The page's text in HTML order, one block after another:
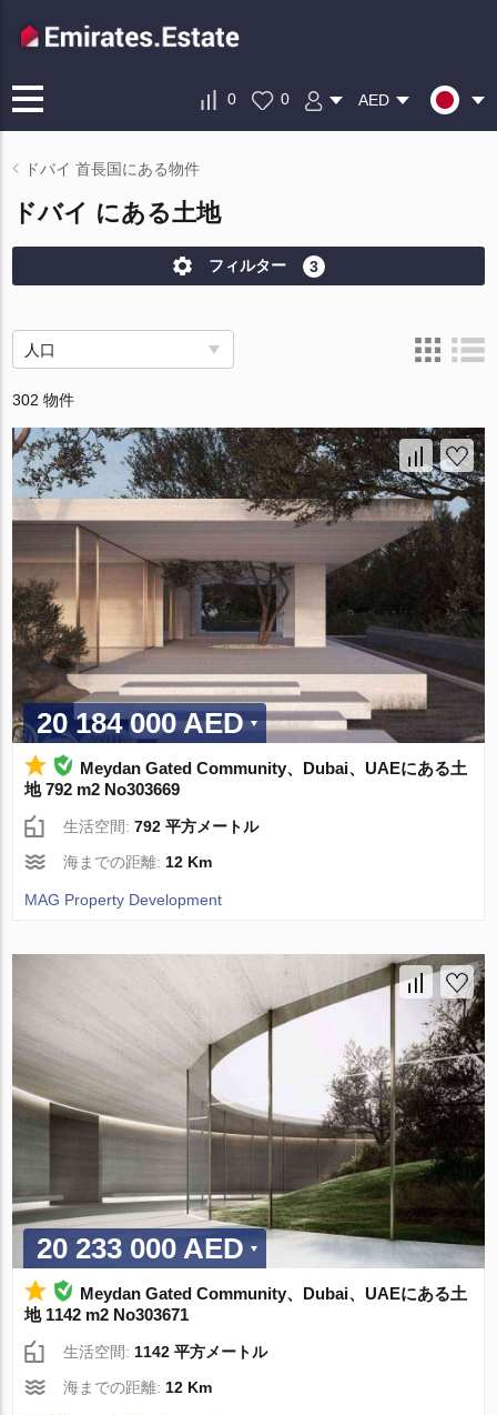
0 0 AED
ドバイ 首長国にある物件
ドバイ にある土地
フィルター 3
人口
302 物件
20 184 000 AED
Meydan Gated Community、Dubai、UAEにある土
地 792 m2 No303669
生活空間:792 平方メートル
海までの距離: 12 Km
MAG Property Development
20 233 000 AED
Meydan Gated Community、Dubai、UAEにある土
地 1142 m2 No303671
生活空間:1142 平方メートル
海までの距離:12 Km